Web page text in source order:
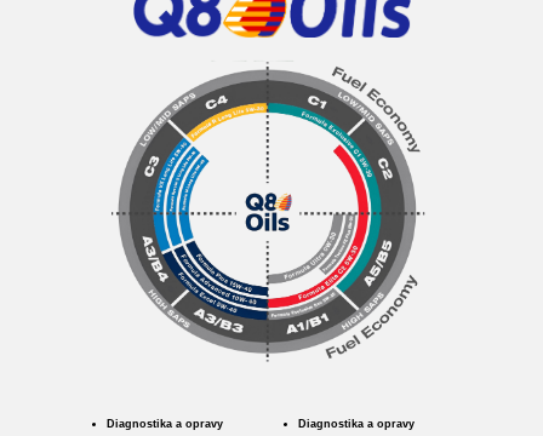
Diagnostika a opravy
Diagnostika a opravy